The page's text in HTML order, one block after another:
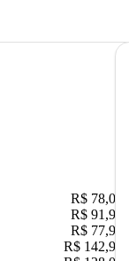
R$ 78,02
R$ 91,90
R$ 77,90
R$ 142,90